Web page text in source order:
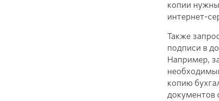
копии
интернет-
Также
подписи в
Например,
копию
документов